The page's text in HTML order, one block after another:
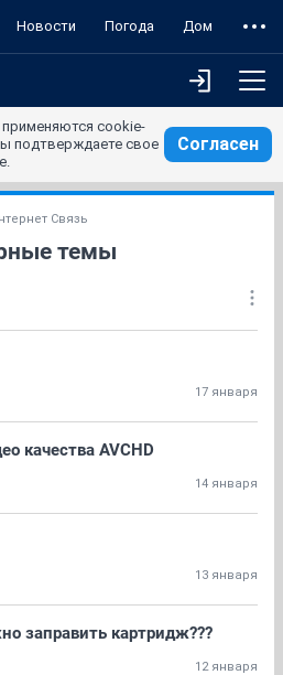
Новости Погода Дом
cookie-
подтверждаете свое
Согласен
Связь
темы
17 января
качества AVCHD
14 января
13 января
заправить картридж???
12 января